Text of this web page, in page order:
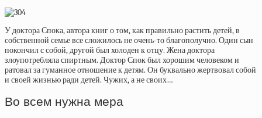
У доктора Спока, автора книг о том, как правильно растить детей, в
собственной семье все сложилось не очень-то благополучно. Один сын
покончил с собой, другой был холоден к отцу. Жена доктора
злоупотребляла спиртным. Доктор Спок был хорошим человеком и
ратовал за гуманное отношение к детям. Он буквально жертвовал собой
и своей жизнью ради детей. Чужих, а не своих…
Во всем нужна мера